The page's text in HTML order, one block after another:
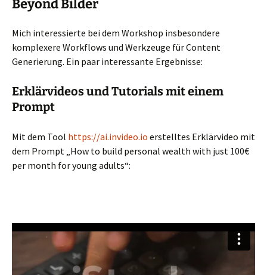
Beyond Bilder
Mich interessierte bei dem Workshop insbesondere
komplexere Workflows und Werkzeuge für Content
Generierung. Ein paar interessante Ergebnisse:
Erklärvideos und Tutorials mit einem
Prompt
Mit dem Tool https://ai.invideo.io erstelltes Erklärvideo mit
dem Prompt „How to build personal wealth with just 100€
per month for young adults“: